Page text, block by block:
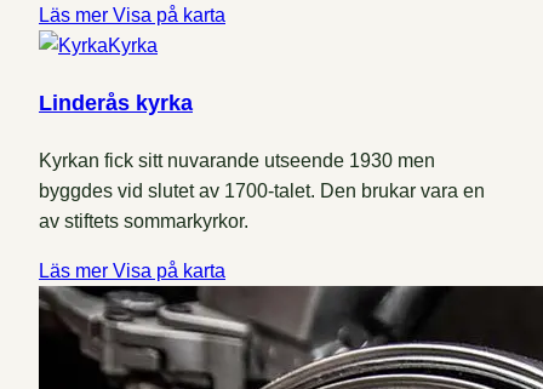
Läs mer Visa på karta
Kyrka
Linderås kyrka
Kyrkan fick sitt nuvarande utseende 1930 men
byggdes vid slutet av 1700-talet. Den brukar vara en
av stiftets sommarkyrkor.
Läs mer Visa på karta